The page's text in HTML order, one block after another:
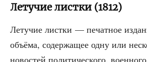
Летучие листки (1812)
Лету­чие лист­ки — печат­ное
объ­ё­ма, содер­жа­щее одну или
ново­стей поли­ти­че­ско­го,